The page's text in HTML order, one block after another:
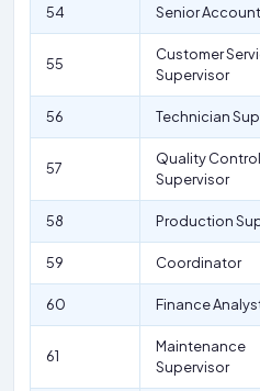
54 Senior
55
Customer
Supervisor
56 Technician
57
Quality Control
Supervisor
58 Production
59 Coordinator
60 Finance
61
Maintenance
Supervisor